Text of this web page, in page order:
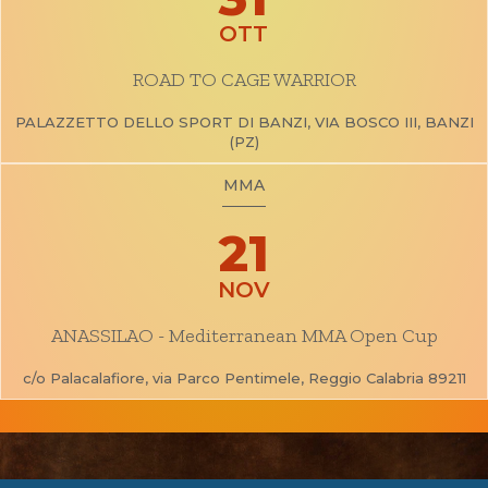
OTT
ROAD TO CAGE WARRIOR
PALAZZETTO DELLO SPORT DI BANZI, VIA BOSCO III, BANZI
(PZ)
MMA
21
NOV
ANASSILAO - Mediterranean MMA Open Cup
c/o Palacalafiore, via Parco Pentimele, Reggio Calabria 89211
CUSL Spelpaus